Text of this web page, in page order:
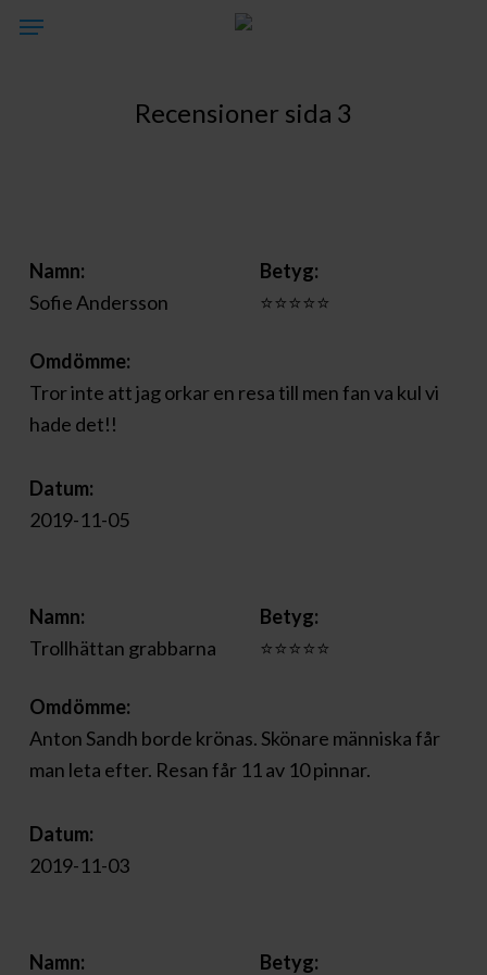
SkipMenu
Recensioner sida 3
Namn:
Sofie Andersson
Betyg:
⭐⭐⭐⭐⭐
Omdömme:
Tror inte att jag orkar en resa till men fan va kul vi
hade det!!
Datum:
2019-11-05
Namn:
Trollhättan grabbarna
Betyg:
⭐⭐⭐⭐⭐
Omdömme:
Anton Sandh borde krönas. Skönare människa får
man leta efter. Resan får 11 av 10 pinnar.
Datum:
2019-11-03
Namn:
Betyg: